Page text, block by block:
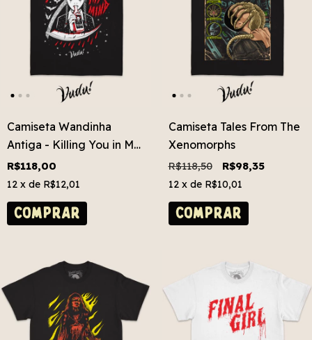
Camiseta Wandinha
Antiga - Killing You in My
Mind
R$118,00
12 x de R$12,01
COMPRAR
Camiseta Tales From The
Xenomorphs
R$118,50 R$98,35
12 x de R$10,01
COMPRAR